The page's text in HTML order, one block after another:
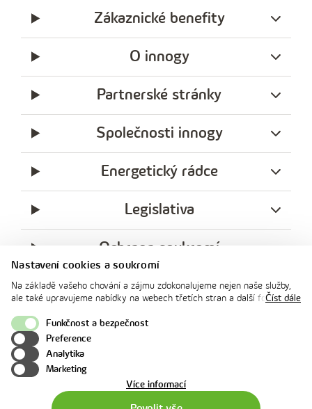
Nastavení cookies a soukromí
Na základě vašeho chování a zájmu zdokonalujeme nejen naše služby,
ale také upravujeme nabídky na webech třetích stran a další formy
souhlasu. Svoje nastavení můžete kdykoliv změnit v zápatí stránky v
„Nastavení soukromí". Více informací o tom, jak se soubory cookies a
osobními údaji pracujeme, včetně možností uplatnění vašich práv,
naleznete na webové stránce v sekci
Číst dále
Funkčnost a bezpečnost
Preference
Analytika
Marketing
Více informacío
Zákaznické benefity
O innogy
Partnerské stránky
Společnosti innogy
Energetický rádce
Legislativa
Ochrana soukromí
messengerfacebook
x
innogy
instagramyoutubeLinkedin
innogy Premium